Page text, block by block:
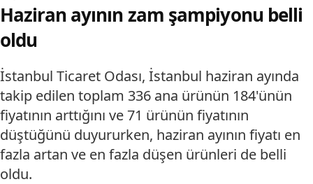
Haziran ayının zam şampiyonu belli
oldu
İstanbul Ticaret Odası, İstanbul haziran ayında
takip edilen toplam 336 ana ürünün 184'ünün
fiyatının arttığını ve 71 ürünün fiyatının
düştüğünü duyururken, haziran ayının fiyatı en
fazla artan ve en fazla düşen ürünleri de belli
oldu.